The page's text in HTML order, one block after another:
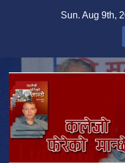
Sun. Aug 9th,